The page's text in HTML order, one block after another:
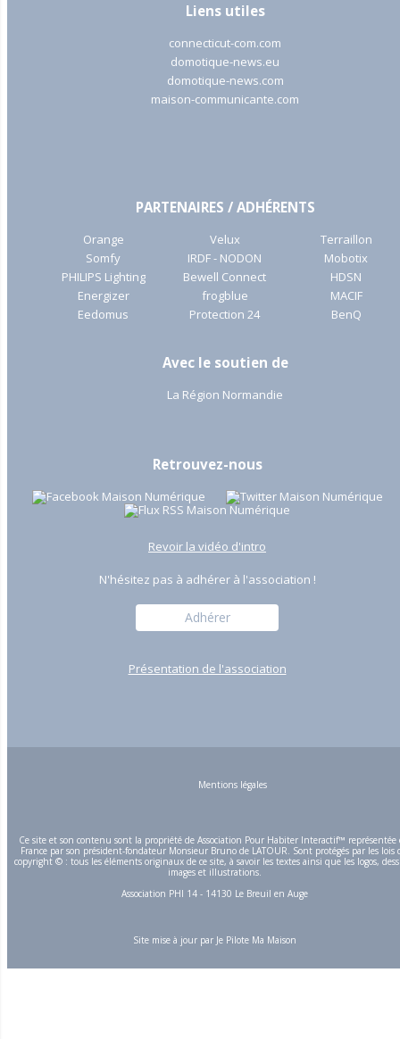
Liens utiles
connecticut-com.com
domotique-news.eu
domotique-news.com
maison-communicante.com
PARTENAIRES / ADHÉRENTS
Orange
Somfy
PHILIPS Lighting
Energizer
Eedomus
Velux
IRDF - NODON
Bewell Connect
frogblue
Protection 24
Terraillon
Mobotix
HDSN
MACIF
BenQ
Avec le soutien de
La Région Normandie
Retrouvez-nous
Revoir la vidéo d'intro
N'hésitez pas à adhérer à l'association !
Adhérer
Présentation de l'association
Mentions légales
Ce site et son contenu sont la propriété de Association Pour Habiter Interactif™ représentée
France par son président-fondateur Monsieur Bruno de LATOUR. Sont protégés par les lois
copyright © : tous les éléments originaux de ce site, à savoir les textes ainsi que les logos,
images et illustrations.
Association PHI 14 - 14130 Le Breuil en Auge
Site mise à jour par Je Pilote Ma Maison